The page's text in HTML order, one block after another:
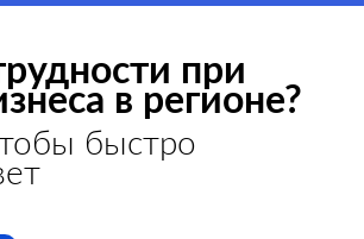
при
в регионе?
быстро